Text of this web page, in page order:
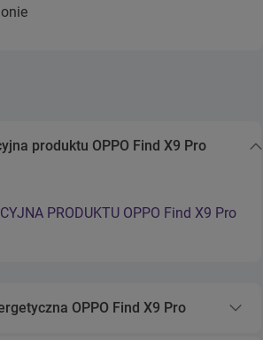
produktu OPPO Find X9 Pro
informacyjna produktu OPPO Find X9
PRODUKTU OPPO Find X9 Pro
OPPO Find X9 Pro
Etykieta energetyczna OPPO Find X9